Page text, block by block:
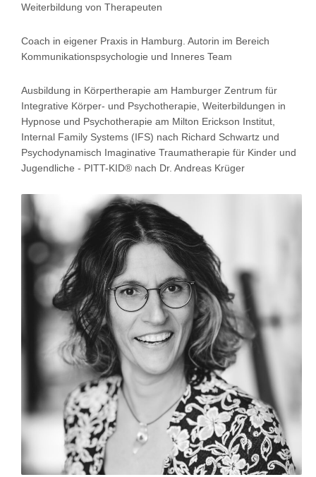
Weiterbildung von Therapeuten
Coach in eigener Praxis in Hamburg. Autorin im Bereich
Kommunikationspsychologie und Inneres Team
Ausbildung in Körpertherapie am Hamburger Zentrum für
Integrative Körper- und Psychotherapie, Weiterbildungen in
Hypnose und Psychotherapie am Milton Erickson Institut,
Internal Family Systems (IFS) nach Richard Schwartz und
Psychodynamisch Imaginative Traumatherapie für Kinder und
Jugendliche - PITT-KID® nach Dr. Andreas Krüger